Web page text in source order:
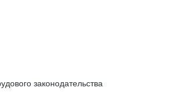
законодательства